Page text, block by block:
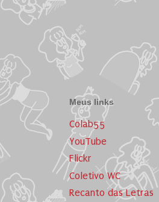
Meus links
Colab55
YouTube
Flickr
Coletivo WC
Recanto das Letras